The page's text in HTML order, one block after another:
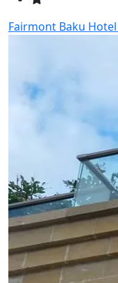
Fairmont Baku